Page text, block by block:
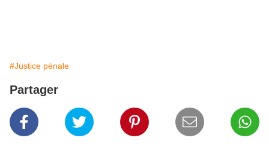
#Justice pénale
Partager